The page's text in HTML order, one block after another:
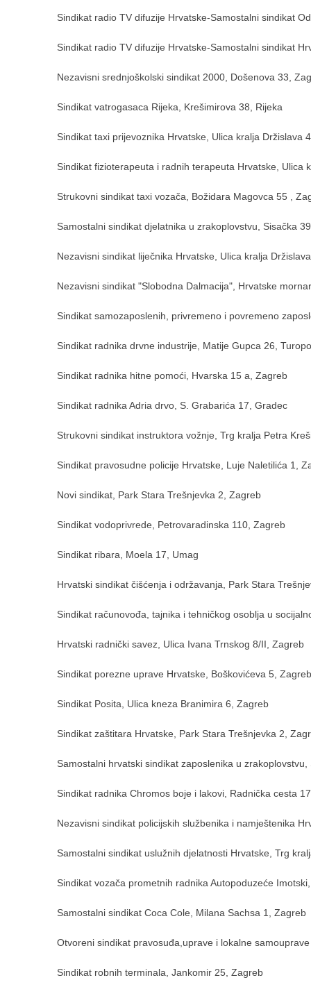
Sindikat radio TV difuzije Hrvatske-Samostalni sindikat
Sindikat radio TV difuzije Hrvatske-Samostalni sindikat
Nezavisni srednjoškolski sindikat 2000, Došenova 33,
Sindikat vatrogasaca Rijeka, Krešimirova 38, Rijeka
Sindikat taxi prijevoznika Hrvatske, Ulica kralja Držislava
Sindikat fizioterapeuta i radnih terapeuta Hrvatske, Ulica
Strukovni sindikat taxi vozača, Božidara Magovca 55 ,
Samostalni sindikat djelatnika u zrakoplovstvu, Sisačka
Nezavisni sindikat liječnika Hrvatske, Ulica kralja
Nezavisni sindikat "Slobodna Dalmacija", Hrvatske
Sindikat samozaposlenih, privremeno i povremeno
Sindikat radnika drvne industrije, Matije Gupca 26,
Sindikat radnika hitne pomoći, Hvarska 15 a, Zagreb
Sindikat radnika Adria drvo, S. Grabarića 17, Gradec
Strukovni sindikat instruktora vožnje, Trg kralja Petra
Sindikat pravosudne policije Hrvatske, Luje Naletilića 1,
Novi sindikat, Park Stara Trešnjevka 2, Zagreb
Sindikat vodoprivrede, Petrovaradinska 110, Zagreb
Sindikat ribara, Moela 17, Umag
Hrvatski sindikat čišćenja i održavanja, Park Stara
Sindikat računovođa, tajnika i tehničkog osoblja u
Hrvatski radnički savez, Ulica Ivana Trnskog 8/II, Zagreb
Sindikat porezne uprave Hrvatske, Boškovićeva 5,
Sindikat Posita, Ulica kneza Branimira 6, Zagreb
Sindikat zaštitara Hrvatske, Park Stara Trešnjevka 2,
Samostalni hrvatski sindikat zaposlenika u
Sindikat radnika Chromos boje i lakovi, Radnička cesta
Nezavisni sindikat policijskih službenika i namještenika
Samostalni sindikat uslužnih djelatnosti Hrvatske, Trg
Sindikat vozača prometnih radnika Autopoduzeće
Samostalni sindikat Coca Cole, Milana Sachsa 1, Zagreb
Otvoreni sindikat pravosuđa,uprave i lokalne
Sindikat robnih terminala, Jankomir 25, Zagreb